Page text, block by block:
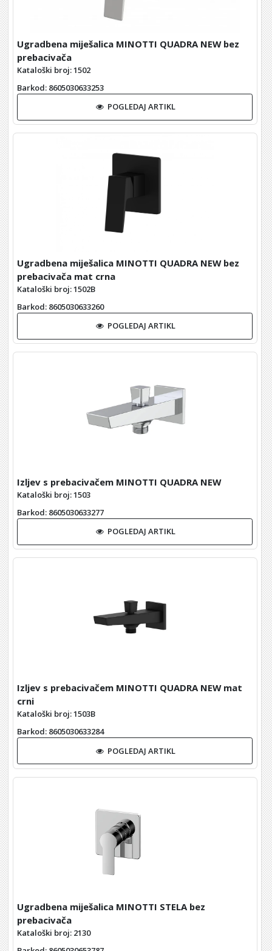
Ugradbena miješalica MINOTTI QUADRA NEW bez
prebacivača
Kataloški broj: 1502
Barkod: 8605030633253
POGLEDAJ ARTIKL
Ugradbena miješalica MINOTTI QUADRA NEW bez
prebacivača mat crna
Kataloški broj: 1502B
Barkod: 8605030633260
POGLEDAJ ARTIKL
Izljev s prebacivačem MINOTTI QUADRA NEW
Kataloški broj: 1503
Barkod: 8605030633277
POGLEDAJ ARTIKL
Izljev s prebacivačem MINOTTI QUADRA NEW mat
crni
Kataloški broj: 1503B
Barkod: 8605030633284
POGLEDAJ ARTIKL
Ugradbena miješalica MINOTTI STELA bez
prebacivača
Kataloški broj: 2130